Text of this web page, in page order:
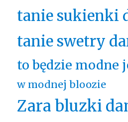
tanie sukienki
tanie swetry
to będzie modne
w modnej bloozie
Zara bluzki